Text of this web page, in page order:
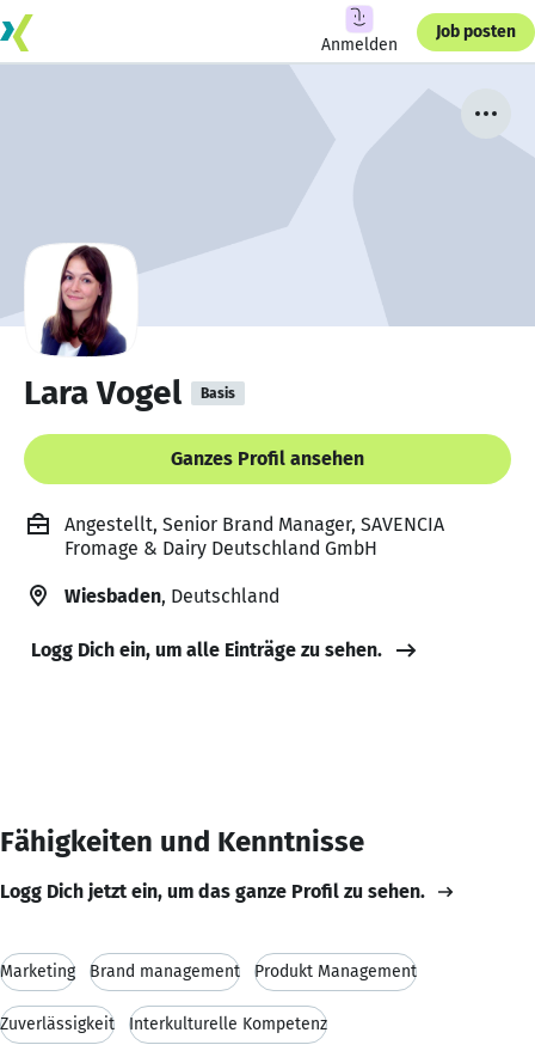
Anmelden
Job posten
Lara Vogel Basis
Ganzes Profil ansehen
Angestellt, Senior Brand Manager, SAVENCIA
Fromage & Dairy Deutschland GmbH
Wiesbaden, Deutschland
Logg Dich ein, um alle Einträge zu sehen.
Fähigkeiten und Kenntnisse
Logg Dich jetzt ein, um das ganze Profil zu sehen.
Marketing Brand management Produkt Management
Zuverlässigkeit Interkulturelle Kompetenz